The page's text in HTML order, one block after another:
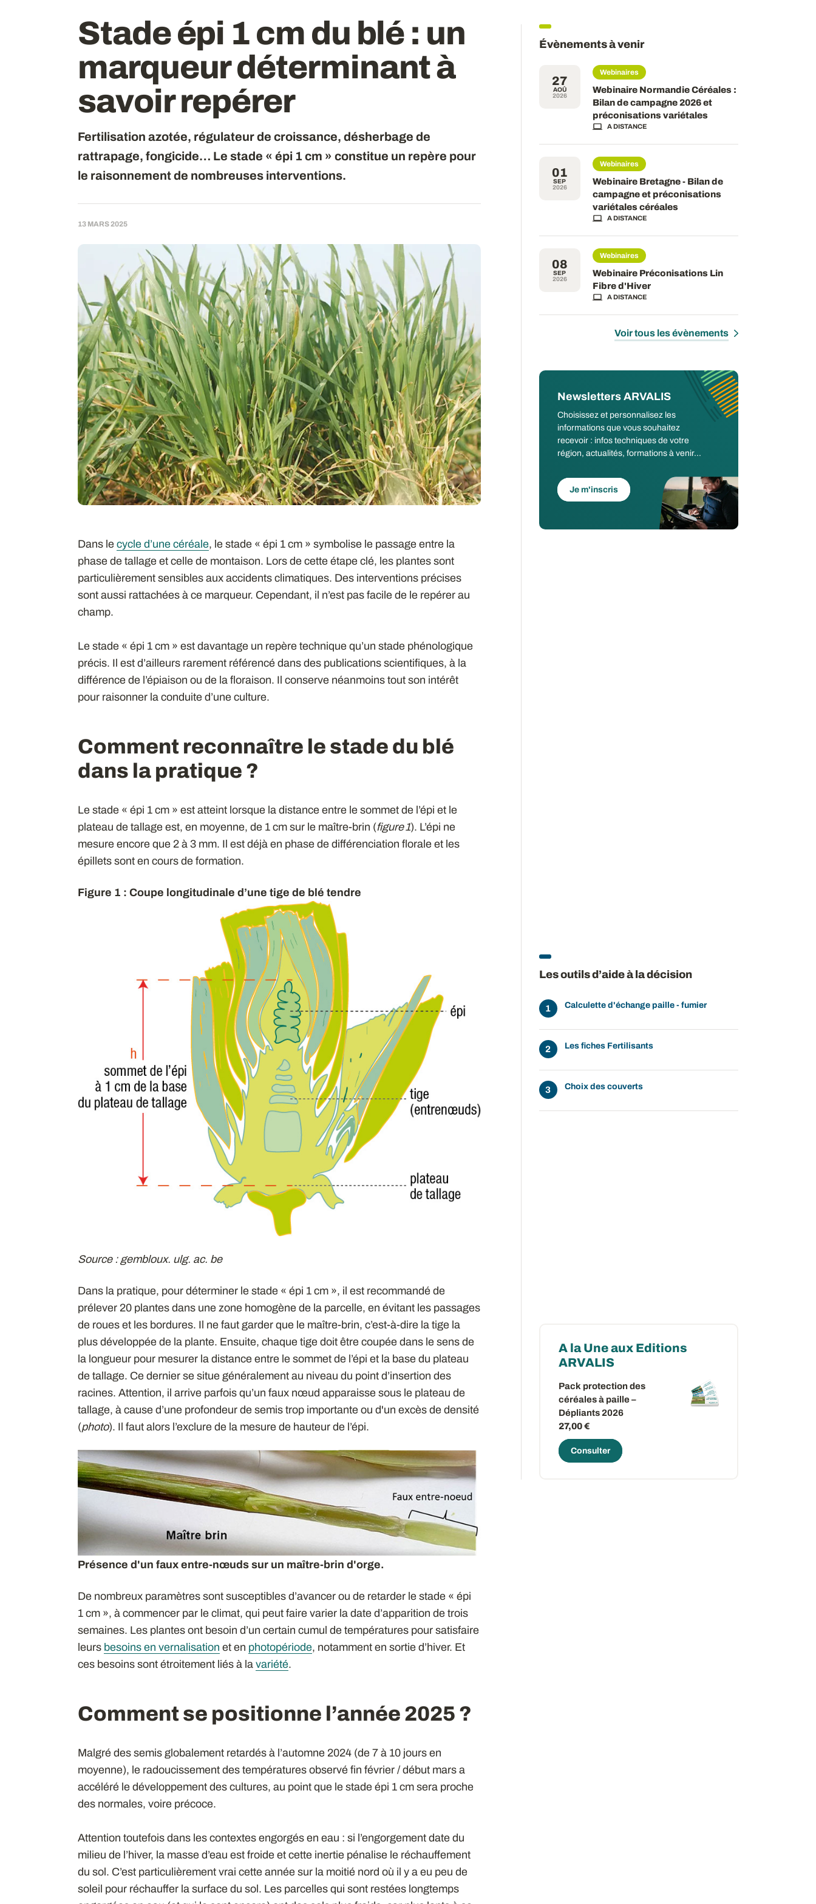
Stade épi 1 cm du blé : un
marqueur déterminant à
savoir repérer
Fertilisation azotée, régulateur de croissance, désherbage de
rattrapage, fongicide… Le stade « épi 1 cm » constitue un repère pour
le raisonnement de nombreuses interventions.
13 MARS 2025
Dans le cycle d’une céréale, le stade « épi 1 cm » symbolise le passage entre la
phase de tallage et celle de montaison. Lors de cette étape clé, les plantes sont
particulièrement sensibles aux accidents climatiques. Des interventions précises
sont aussi rattachées à ce marqueur. Cependant, il n’est pas facile de le repérer au
champ.
Le stade « épi 1 cm » est davantage un repère technique qu’un stade phénologique
précis. Il est d’ailleurs rarement référencé dans des publications scientifiques, à la
différence de l’épiaison ou de la floraison. Il conserve néanmoins tout son intérêt
pour raisonner la conduite d’une culture.
Comment reconnaître le stade du blé
dans la pratique ?
Le stade « épi 1 cm » est atteint lorsque la distance entre le sommet de l’épi et le
plateau de tallage est, en moyenne, de 1 cm sur le maître-brin (figure 1). L’épi ne
mesure encore que 2 à 3 mm. Il est déjà en phase de différenciation florale et les
épillets sont en cours de formation.
Figure 1 : Coupe longitudinale d’une tige de blé tendre
Source : gembloux. ulg. ac. be
Dans la pratique, pour déterminer le stade « épi 1 cm », il est recommandé de
prélever 20 plantes dans une zone homogène de la parcelle, en évitant les passages
de roues et les bordures. Il ne faut garder que le maître-brin, c’est-à-dire la tige la
plus développée de la plante. Ensuite, chaque tige doit être coupée dans le sens de
la longueur pour mesurer la distance entre le sommet de l’épi et la base du plateau
de tallage. Ce dernier se situe généralement au niveau du point d’insertion des
racines. Attention, il arrive parfois qu’un faux nœud apparaisse sous le plateau de
tallage, à cause d’une profondeur de semis trop importante ou d'un excès de densité
(photo). Il faut alors l’exclure de la mesure de hauteur de l’épi.
Présence d'un faux entre-nœuds sur un maître-brin d'orge.
De nombreux paramètres sont susceptibles d’avancer ou de retarder le stade « épi
1 cm », à commencer par le climat, qui peut faire varier la date d’apparition de trois
semaines. Les plantes ont besoin d’un certain cumul de températures pour satisfaire
leurs besoins en vernalisation et en photopériode, notamment en sortie d’hiver. Et
ces besoins sont étroitement liés à la variété.
Comment se positionne l’année 2025 ?
Malgré des semis globalement retardés à l’automne 2024 (de 7 à 10 jours en
moyenne), le radoucissement des températures observé fin février / début mars a
accéléré le développement des cultures, au point que le stade épi 1 cm sera proche
des normales, voire précoce.
Attention toutefois dans les contextes engorgés en eau : si l’engorgement date du
milieu de l’hiver, la masse d’eau est froide et cette inertie pénalise le réchauffement
du sol. C’est particulièrement vrai cette année sur la moitié nord où il y a eu peu de
soleil pour réchauffer la surface du sol. Les parcelles qui sont restées longtemps
Évènements à venir
27
AOÛ
2026
Webinaires
Webinaire Normandie Céréales :
Bilan de campagne 2026 et
préconisations variétales
A DISTANCE
01
SEP
2026
Webinaires
Webinaire Bretagne - Bilan de
campagne et préconisations
variétales céréales
A DISTANCE
08
SEP
2026
Webinaires
Webinaire Préconisations Lin
Fibre d'Hiver
A DISTANCE
Voir tous les évènements
Newsletters ARVALIS
Choisissez et personnalisez les
informations que vous souhaitez
recevoir : infos techniques de votre
région, actualités, formations à venir...
Je m'inscris
Les outils d’aide à la décision
Calculette d'échange paille - fumier
Les fiches Fertilisants
Choix des couverts
A la Une aux Editions
ARVALIS
Pack protection des
céréales à paille –
Dépliants 2026
27,00 €
Consulter